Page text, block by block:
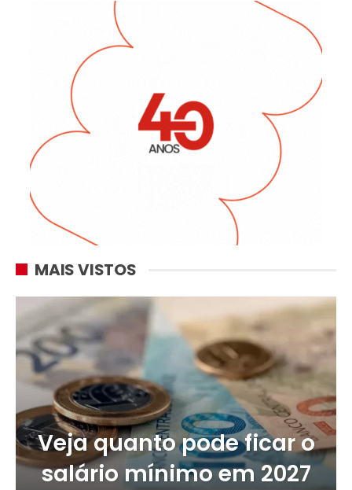
MAIS VISTOS
Veja quanto pode ficar o
salário mínimo em 2027